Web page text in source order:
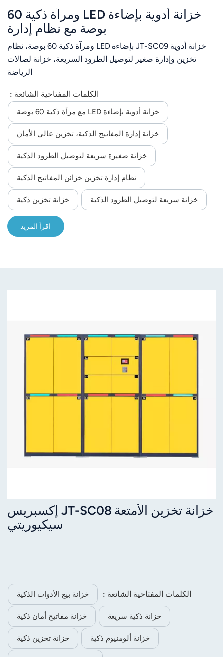
خزانة أدوية بإضاءة LED ومرآة ذكية 60
بوصة مع نظام إدارة
خزانة أدوية JT-SC09 بإضاءة LED ومرآة ذكية 60 بوصة، نظام
تخزين وإدارة صغير لتوصيل الطرود السريعة، خزانة لصالات
الرياضة
الكلمات المفتاحية الشائعة :
خزانة أدوية بإضاءة LED مع مرآة ذكية 60 بوصة
خزانة إدارة المفاتيح الذكية، تخزين عالي الأمان
خزانة صغيرة سريعة لتوصيل الطرود الذكية
نظام إدارة تخزين خزائن المفاتيح الذكية
خزانة سريعة لتوصيل الطرود الذكية خزانة تخزين ذكية
اقرأ المزيد
خزانة تخزين الأمتعة JT-SC08 إكسبريس
سيكيوريتي
الكلمات المفتاحية الشائعة : خزانة بيع الأدوات الذكية
خزانة ذكية سريعة خزانة مفاتيح أمان ذكية
خزانة ألومنيوم ذكية خزانة تخزين ذكية